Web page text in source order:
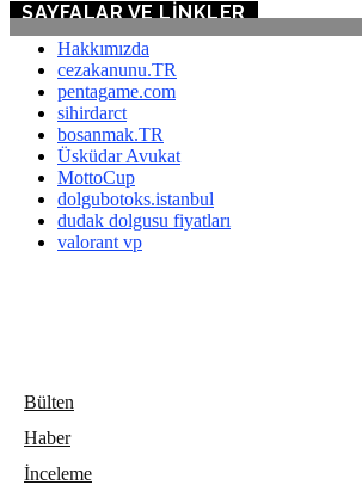
SAYFALAR VE LINKLER
Hakkımızda
cezakanunu.TR
pentagame.com
sihirdarct
bosanmak.TR
Üsküdar Avukat
MottoCup
dolgubotoks.istanbul
dudak dolgusu fiyatları
valorant vp
Bülten
Haber
İnceleme